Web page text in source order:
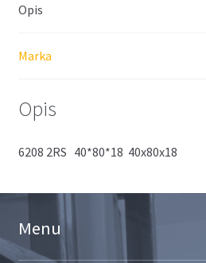
Opis
Marka
Opis
6208 2RS 40*80*18 40x80x18
Menu